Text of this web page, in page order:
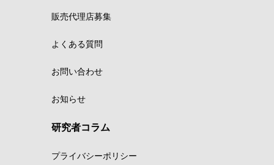
販売代理店募集
よくある質問
お問い合わせ
お知らせ
研究者コラム
プライバシーポリシー